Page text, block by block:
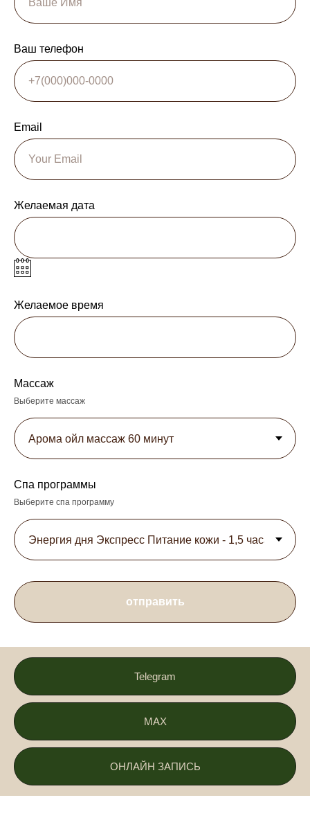
Ваш телефон
Email
Желаемая дата
Желаемое время
Массаж
Выберите массаж
Спа программы
Выберите спа программу
отправить
Telegram
MAX
ОНЛАЙН ЗАПИСЬ